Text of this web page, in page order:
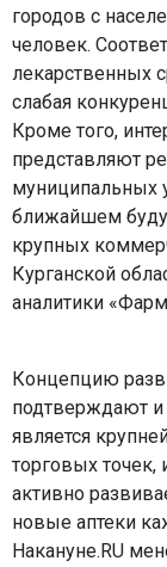
городов с
человек.
лекарственных
слабая
Кроме того,
представляют
муниципальных
ближайшем
крупных
Курганской
аналитики
Концепцию
подтверждают и
является
торговых точек,
активно
новые аптеки
Накануне.RU